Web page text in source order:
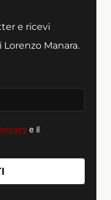
e ricevi
Manara.
e il